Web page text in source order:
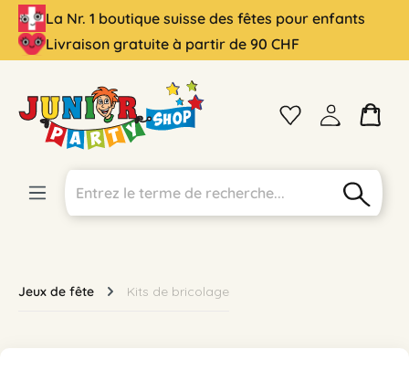
principal
La Nr. 1 boutique suisse des fêtes pour enfants
Livraison gratuite à partir de 90 CHF
Jeux de fête Kits de bricolage